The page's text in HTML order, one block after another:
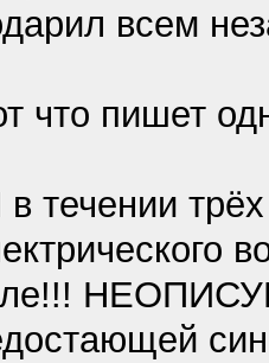
всем
что пишет
течении